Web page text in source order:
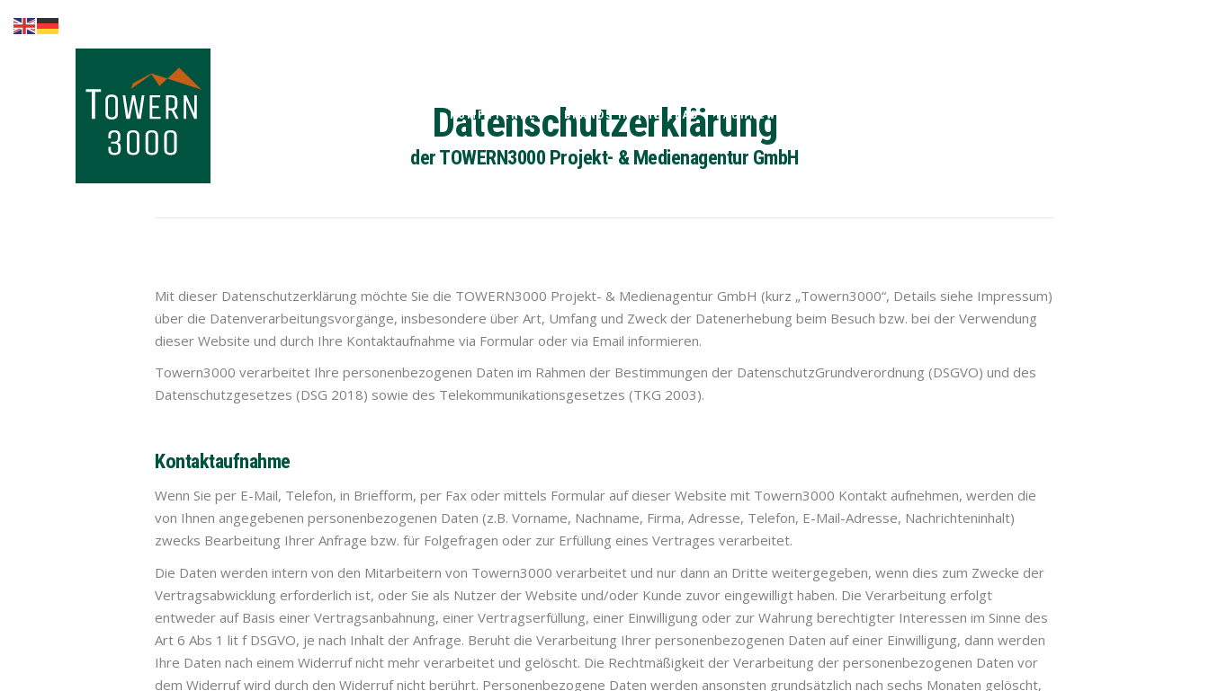
KOMPETENZEN BRANDS IN THE LEAD FACHNEWS
Home
Kompetenzen
Brands in the
Fachnews
Datenschutzerklärung
der TOWERN3000 Projekt- & Medienagentur GmbH
Mit dieser Datenschutzerklärung möchte Sie die TOWERN3000 Projekt- & Medienagentur GmbH (kurz „Towern3000“, Details siehe Impressum)
über die Datenverarbeitungsvorgänge, insbesondere über Art, Umfang und Zweck der Datenerhebung beim Besuch bzw. bei der Verwendung
dieser Website und durch Ihre Kontaktaufnahme via Formular oder via Email informieren.
Towern3000 verarbeitet Ihre personenbezogenen Daten im Rahmen der Bestimmungen der DatenschutzGrundverordnung (DSGVO) und des
Datenschutzgesetzes (DSG 2018) sowie des Telekommunikationsgesetzes (TKG 2003).
Kontaktaufnahme
Wenn Sie per E-Mail, Telefon, in Briefform, per Fax oder mittels Formular auf dieser Website mit Towern3000 Kontakt aufnehmen, werden die
von Ihnen angegebenen personenbezogenen Daten (z.B. Vorname, Nachname, Firma, Adresse, Telefon, E-Mail-Adresse, Nachrichteninhalt)
zwecks Bearbeitung Ihrer Anfrage bzw. für Folgefragen oder zur Erfüllung eines Vertrages verarbeitet.
Die Daten werden intern von den Mitarbeitern von Towern3000 verarbeitet und nur dann an Dritte weitergegeben, wenn dies zum Zwecke der
Vertragsabwicklung erforderlich ist, oder Sie als Nutzer der Website und/oder Kunde zuvor eingewilligt haben. Die Verarbeitung erfolgt
entweder auf Basis einer Vertragsanbahnung, einer Vertragserfüllung, einer Einwilligung oder zur Wahrung berechtigter Interessen im Sinne des
Art 6 Abs 1 lit f DSGVO, je nach Inhalt der Anfrage. Beruht die Verarbeitung Ihrer personenbezogenen Daten auf einer Einwilligung, dann werden
Ihre Daten nach einem Widerruf nicht mehr verarbeitet und gelöscht. Die Rechtmäßigkeit der Verarbeitung der personenbezogenen Daten vor
dem Widerruf wird durch den Widerruf nicht berührt. Personenbezogene Daten werden ansonsten grundsätzlich nach sechs Monaten gelöscht,